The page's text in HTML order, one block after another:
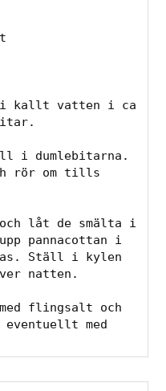
i kallt vatten i ca
i dumlebitarna.
rör om tills
och låt de smälta i
pannacottan i
Ställ i kylen
natten.
med flingsalt och
med